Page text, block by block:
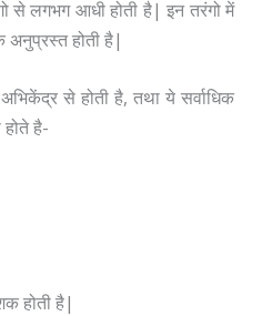
से लगभग आधी होती है| इन तरंगो में
अनुप्रस्त होती है|
से होती है, तथा ये सर्वाधिक
है-
होती है|